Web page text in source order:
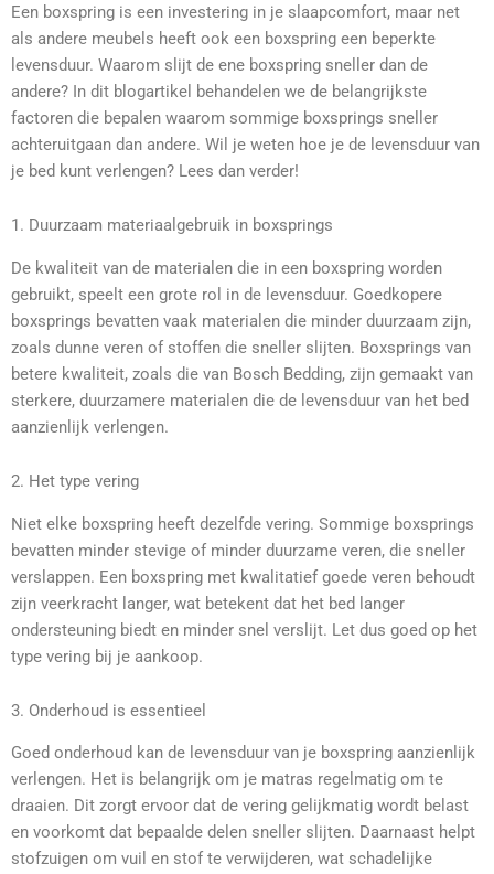
Een boxspring is een investering in je slaapcomfort, maar net
als andere meubels heeft ook een boxspring een beperkte
levensduur. Waarom slijt de ene boxspring sneller dan de
andere? In dit blogartikel behandelen we de belangrijkste
factoren die bepalen waarom sommige boxsprings sneller
achteruitgaan dan andere. Wil je weten hoe je de levensduur van
je bed kunt verlengen? Lees dan verder!
1. Duurzaam materiaalgebruik in boxsprings
De kwaliteit van de materialen die in een boxspring worden
gebruikt, speelt een grote rol in de levensduur. Goedkopere
boxsprings bevatten vaak materialen die minder duurzaam zijn,
zoals dunne veren of stoffen die sneller slijten. Boxsprings van
betere kwaliteit, zoals die van Bosch Bedding, zijn gemaakt van
sterkere, duurzamere materialen die de levensduur van het bed
aanzienlijk verlengen.
2. Het type vering
Niet elke boxspring heeft dezelfde vering. Sommige boxsprings
bevatten minder stevige of minder duurzame veren, die sneller
verslappen. Een boxspring met kwalitatief goede veren behoudt
zijn veerkracht langer, wat betekent dat het bed langer
ondersteuning biedt en minder snel verslijt. Let dus goed op het
type vering bij je aankoop.
3. Onderhoud is essentieel
Goed onderhoud kan de levensduur van je boxspring aanzienlijk
verlengen. Het is belangrijk om je matras regelmatig om te
draaien. Dit zorgt ervoor dat de vering gelijkmatig wordt belast
en voorkomt dat bepaalde delen sneller slijten. Daarnaast helpt
stofzuigen om vuil en stof te verwijderen, wat schadelijke